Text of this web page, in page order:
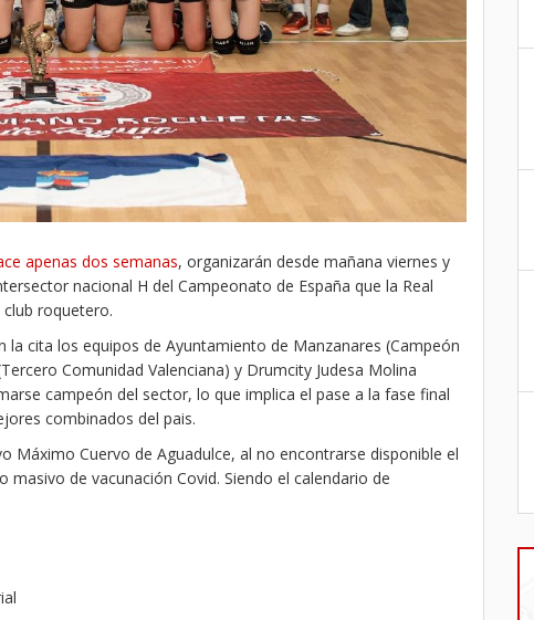
apenas dos semanas, organizarán desde mañana viernes y
nacional H del Campeonato de España que la Real
roquetero.
la cita los equipos de Ayuntamiento de Manzanares (Campeón
Comunidad Valenciana) y Drumcity Judesa Molina
campeón del sector, lo que implica el pase a la fase final
combinados del pais.
Máximo Cuervo de Aguadulce, al no encontrarse disponible el
de vacunación Covid. Siendo el calendario de